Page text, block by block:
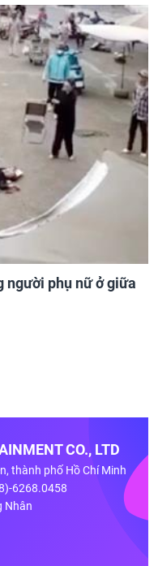
người phụ nữ ở giữa
CO., LTD
thành phố Hồ Chí Minh
6268.0458
Nhân